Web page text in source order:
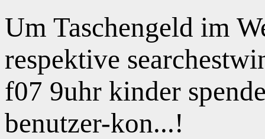
Um Taschengeld im
respektive
f07 9uhr kinder
benutzer-kon...!